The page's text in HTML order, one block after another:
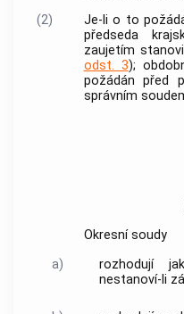
(2)
Je-li o to
předseda
zaujetím
odst. 3);
požádán před
správním
Okresní soudy
a)
rozhodují
nestanoví-li